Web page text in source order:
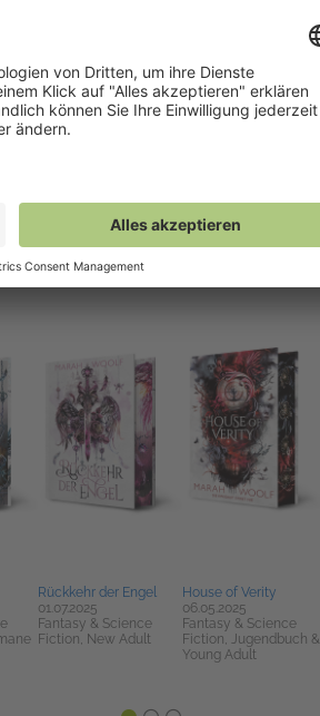
Rückkehr der Engel
01.07.2025
Fantasy & Science
Fiction, New Adult
House of Verity
06.05.2025
Fantasy & Science
Fiction, Jugendbuch &
Young Adult